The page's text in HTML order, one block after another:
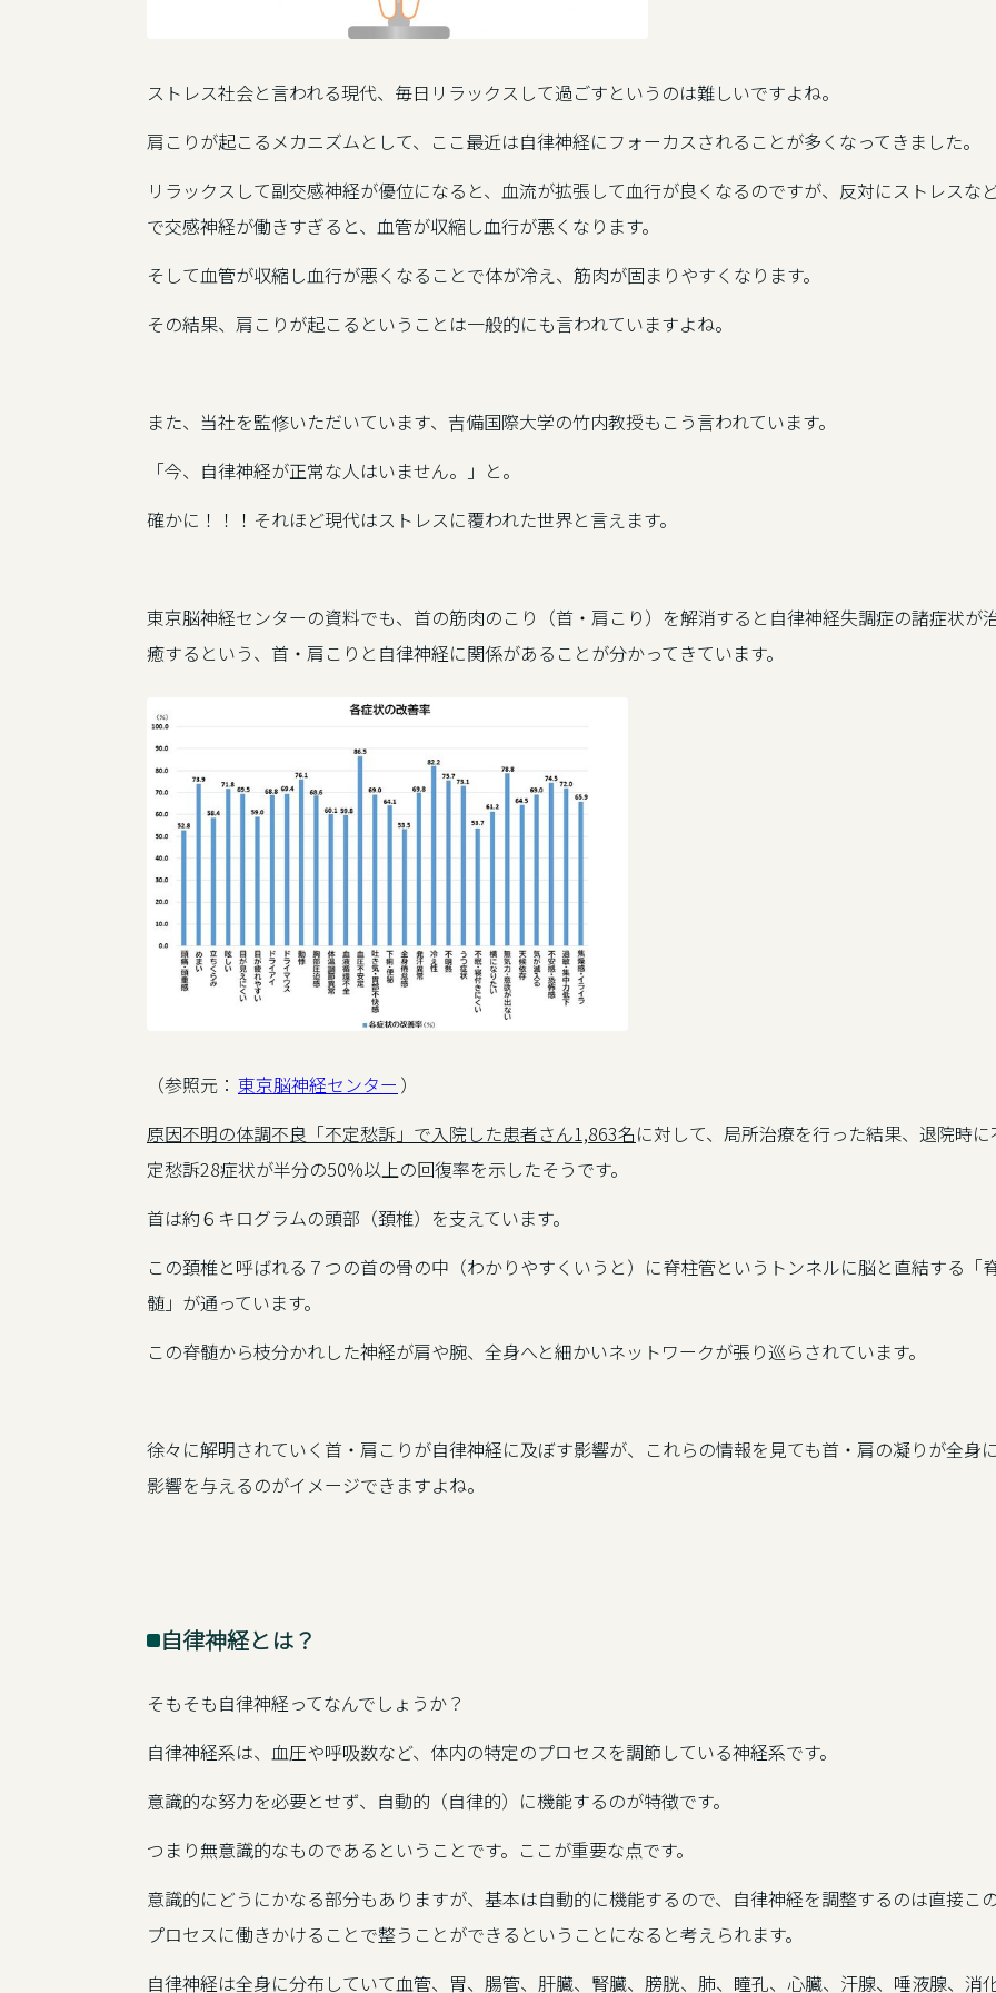
ストレス社会と言われる現代、毎日リラックスして過ごすというのは難しいですよね。
肩こりが起こるメカニズムとして、ここ最近は自律神経にフォーカスされることが多くなってきました。
リラックスして副交感神経が優位になると、血流が拡張して血行が良くなるのですが、反対にストレスな
で交感神経が働きすぎると、血管が収縮し血行が悪くなります。
そして血管が収縮し血行が悪くなることで体が冷え、筋肉が固まりやすくなります。
その結果、肩こりが起こるということは一般的にも言われていますよね。
また、当社を監修いただいています、吉備国際大学の竹内教授もこう言われています。
「今、自律神経が正常な人はいません。」と。
確かに！！！それほど現代はストレスに覆われた世界と言えます。
東京脳神経センターの資料でも、首の筋肉のこり（首・肩こり）を解消すると自律神経失調症の諸症状が
癒するという、首・肩こりと自律神経に関係があることが分かってきています。
（参照元： 東京脳神経センター ）
原因不明の体調不良「不定愁訴」で入院した患者さん1,863名に対して、局所治療を行った結果、退院時に
定愁訴28症状が半分の50%以上の回復率を示したそうです。
首は約６キログラムの頭部（頚椎）を支えています。
この頚椎と呼ばれる７つの首の骨の中（わかりやすくいうと）に脊柱管というトンネルに脳と直結する「
髄」が通っています。
この脊髄から枝分かれした神経が肩や腕、全身へと細かいネットワークが張り巡らされています。
徐々に解明されていく首・肩こりが自律神経に及ぼす影響が、これらの情報を見ても首・肩の凝りが全身
影響を与えるのがイメージできますよね。
自律神経とは？
そもそも自律神経ってなんでしょうか？
自律神経系は、血圧や呼吸数など、体内の特定のプロセスを調節している神経系です。
意識的な努力を必要とせず、自動的（自律的）に機能するのが特徴です。
つまり無意識的なものであるということです。ここが重要な点です。
意識的にどうにかなる部分もありますが、基本は自動的に機能するので、自律神経を調整するのは直接こ
プロセスに働きかけることで整うことができるということになると考えられます。
自律神経は全身に分布していて血管、胃、腸管、肝臓、腎臓、膀胱、肺、瞳孔、心臓、汗腺、唾液腺、消